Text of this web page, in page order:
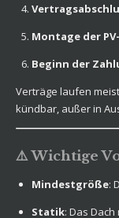
Montage der
Beginn der
Verträge laufen
kündbar, außer in
⚠️ Wichtige
Mindestgröße:
Statik: Das